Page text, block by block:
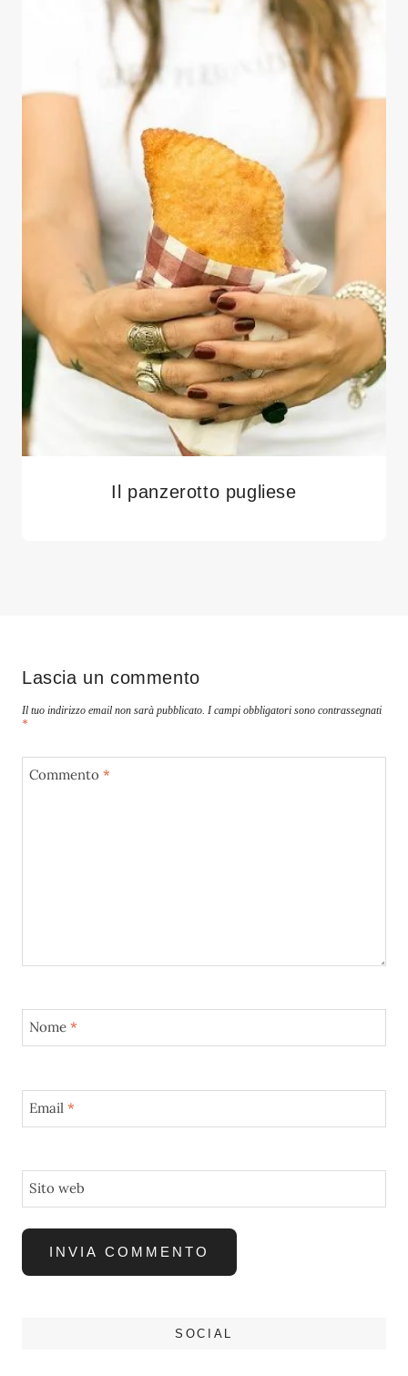
Il panzerotto pugliese
Lascia un commento
Il tuo indirizzo email non sarà pubblicato. I campi obbligatori sono contrassegnati
*
Commento *
Nome *
Email *
Sito web
SOCIAL